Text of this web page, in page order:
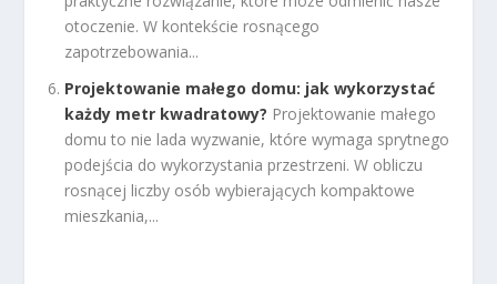
otoczenie. W kontekście rosnącego
zapotrzebowania...
Projektowanie małego domu: jak wykorzystać
każdy metr kwadratowy? Projektowanie małego
domu to nie lada wyzwanie, które wymaga sprytnego
podejścia do wykorzystania przestrzeni. W obliczu
rosnącej liczby osób wybierających kompaktowe
mieszkania,...